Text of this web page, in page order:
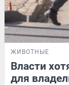
ЖИВОТНЫЕ
Власти
для